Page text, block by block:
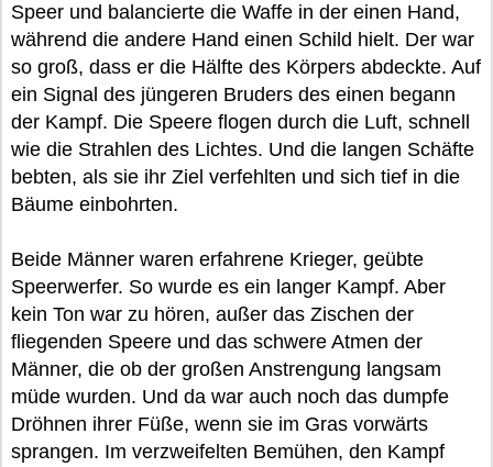
Speer und balancierte die Waffe in der einen Hand,
während die andere Hand einen Schild hielt. Der war
so groß, dass er die Hälfte des Körpers abdeckte. Auf
ein Signal des jüngeren Bruders des einen begann
der Kampf. Die Speere flogen durch die Luft, schnell
wie die Strahlen des Lichtes. Und die langen Schäfte
bebten, als sie ihr Ziel verfehlten und sich tief in die
Bäume einbohrten.
Beide Männer waren erfahrene Krieger, geübte
Speerwerfer. So wurde es ein langer Kampf. Aber
kein Ton war zu hören, außer das Zischen der
fliegenden Speere und das schwere Atmen der
Männer, die ob der großen Anstrengung langsam
müde wurden. Und da war auch noch das dumpfe
Dröhnen ihrer Füße, wenn sie im Gras vorwärts
sprangen. Im verzweifelten Bemühen, den Kampf